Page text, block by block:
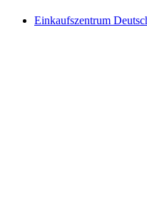
Einkaufszentrum